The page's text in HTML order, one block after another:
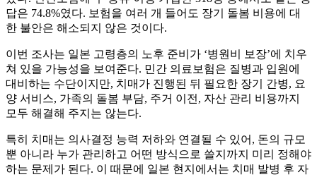
답은 74.8%였다. 보험을 여러 개 들어도 장기 돌봄 비용에 대
한 불안은 해소되지 않은 것이다.
이번 조사는 일본 고령층의 노후 준비가 ‘병원비 보장’에 치우
쳐 있을 가능성을 보여준다. 민간 의료보험은 질병과 입원에
대비하는 수단이지만, 치매가 진행된 뒤 필요한 장기 간병, 요
양 서비스, 가족의 돌봄 부담, 주거 이전, 자산 관리 비용까지
모두 해결해 주지는 않는다.
특히 치매는 의사결정 능력 저하와 연결될 수 있어, 돈의 규모
뿐 아니라 누가 관리하고 어떤 방식으로 쓸지까지 미리 정해야
하는 문제가 된다. 이 때문에 일본 현지에서는 치매 발병 후 자